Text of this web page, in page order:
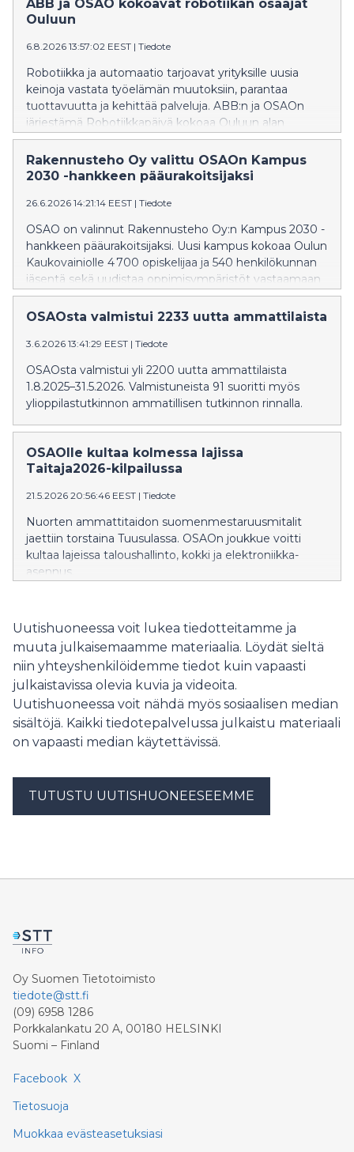
hoitamisessa.
ABB ja OSAO kokoavat robotiikan osaajat
Ouluun
6.8.2026 13:57:02 EEST | Tiedote
Robotiikka ja automaatio tarjoavat yrityksille uusia
keinoja vastata työelämän muutoksiin, parantaa
tuottavuutta ja kehittää palveluja. ABB:n ja OSAOn
järjestämä Robotiikkapäivä kokoaa Ouluun alan
asiantuntijat, yritykset ja opiskelijat tutustumaan
uusimpiin teknologioihin ja niiden käytännön
sovelluksiin.
Rakennusteho Oy valittu OSAOn Kampus
2030 -hankkeen pääurakoitsijaksi
26.6.2026 14:21:14 EEST | Tiedote
OSAO on valinnut Rakennusteho Oy:n Kampus 2030 -
hankkeen pääurakoitsijaksi. Uusi kampus kokoaa Oulun
Kaukovainiolle 4 700 opiskelijaa ja 540 henkilökunnan
jäsentä sekä uudistaa oppimisympäristöt vastaamaan
tulevaisuuden tarpeita.
OSAOsta valmistui 2233 uutta ammattilaista
3.6.2026 13:41:29 EEST | Tiedote
OSAOsta valmistui yli 2200 uutta ammattilaista
1.8.2025–31.5.2026. Valmistuneista 91 suoritti myös
ylioppilastutkinnon ammatillisen tutkinnon rinnalla.
OSAOlle kultaa kolmessa lajissa
Taitaja2026-kilpailussa
21.5.2026 20:56:46 EEST | Tiedote
Nuorten ammattitaidon suomenmestaruusmitalit
jaettiin torstaina Tuusulassa. OSAOn joukkue voitti
kultaa lajeissa taloushallinto, kokki ja elektroniikka-
asennus.
Uutishuoneessa voit lukea tiedotteitamme ja
muuta julkaisemaamme materiaalia. Löydät sieltä
niin yhteyshenkilöidemme tiedot kuin vapaasti
julkaistavissa olevia kuvia ja videoita.
Uutishuoneessa voit nähdä myös sosiaalisen median
sisältöjä. Kaikki tiedotepalvelussa julkaistu materiaali
on vapaasti median käytettävissä.
TUTUSTU UUTISHUONEESEEMME
Oy Suomen Tietotoimisto
tiedote@stt.fi
(09) 6958 1286
Porkkalankatu 20 A, 00180 HELSINKI
Suomi – Finland
Facebook X
Tietosuoja
Muokkaa evästeasetuksiasi